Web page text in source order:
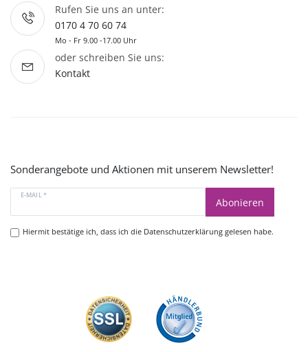
Rufen Sie uns an unter:
0170 4 70 60 74
Mo - Fr 9.00 -17.00 Uhr
oder schreiben Sie uns:
Kontakt
Sonderangebote und Aktionen mit unserem Newsletter!
E-MAIL *
Abonieren
Hiermit bestätige ich, dass ich die Datenschutzerklärunggelesen habe.